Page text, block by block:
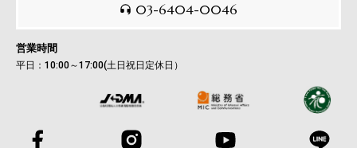
03-6404-0046
営業時間
平日：10:00～17:00(土日祝日定休日）